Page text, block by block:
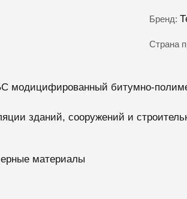
Бренд:
Страна
битумно-
зданий, сооружений и
материалы